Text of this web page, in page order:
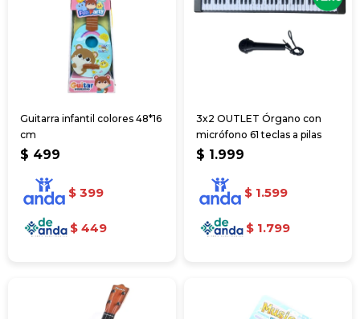
Guitarra infantil colores 48*16
cm
$ 499
$ 399
$ 449
3x2 OUTLET Órgano con
micrófono 61 teclas a pilas
$ 1.999
$ 1.599
$ 1.799